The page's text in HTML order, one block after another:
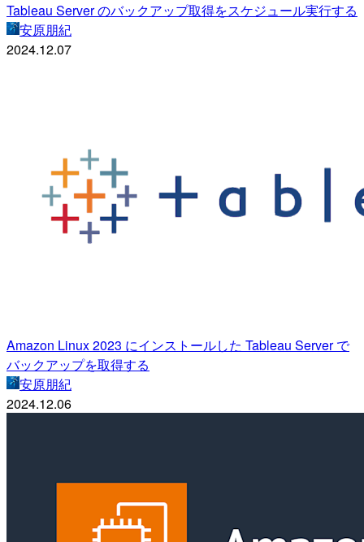
Tableau Server のバックアップ取得をスケジュール実行する
安原朋紀
2024.12.07
Amazon Linux 2023 にインストールした Tableau Server で
バックアップを取得する
安原朋紀
2024.12.06